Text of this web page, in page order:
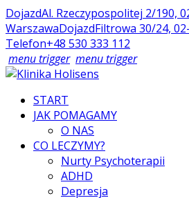
DojazdAl. Rzeczypospolitej 2/190,
WarszawaDojazdFiltrowa 30/24,
Telefon+48 530 333 112
menu trigger menu trigger
START
JAK POMAGAMY
O NAS
CO LECZYMY?
Nurty Psychoterapii
ADHD
Depresja